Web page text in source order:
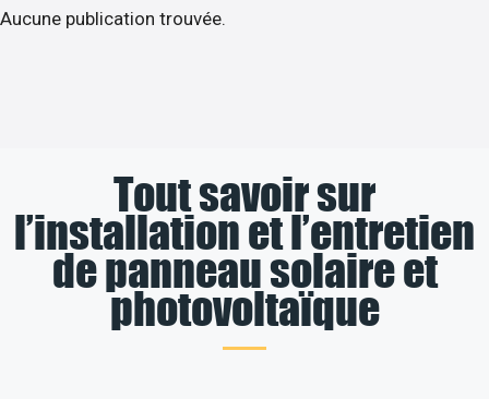
Aucune publication trouvée.
Tout savoir sur
l’installation et l’entretien
de panneau solaire et
photovoltaïque